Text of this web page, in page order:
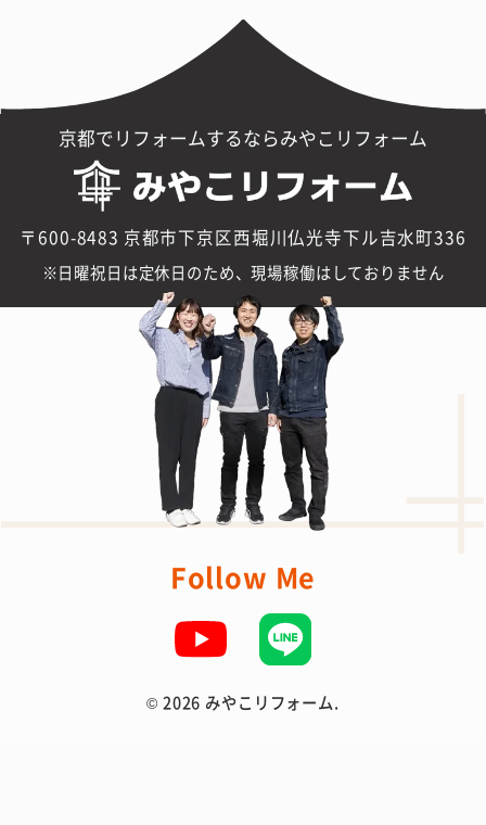
京都でリフォームするならみやこリフォーム
〒600-8483 京都市下京区西堀川仏光寺下ル吉水町336
日曜祝日は定休日のため、現場稼働はしておりません
Follow Me
© 2026 みやこリフォーム.